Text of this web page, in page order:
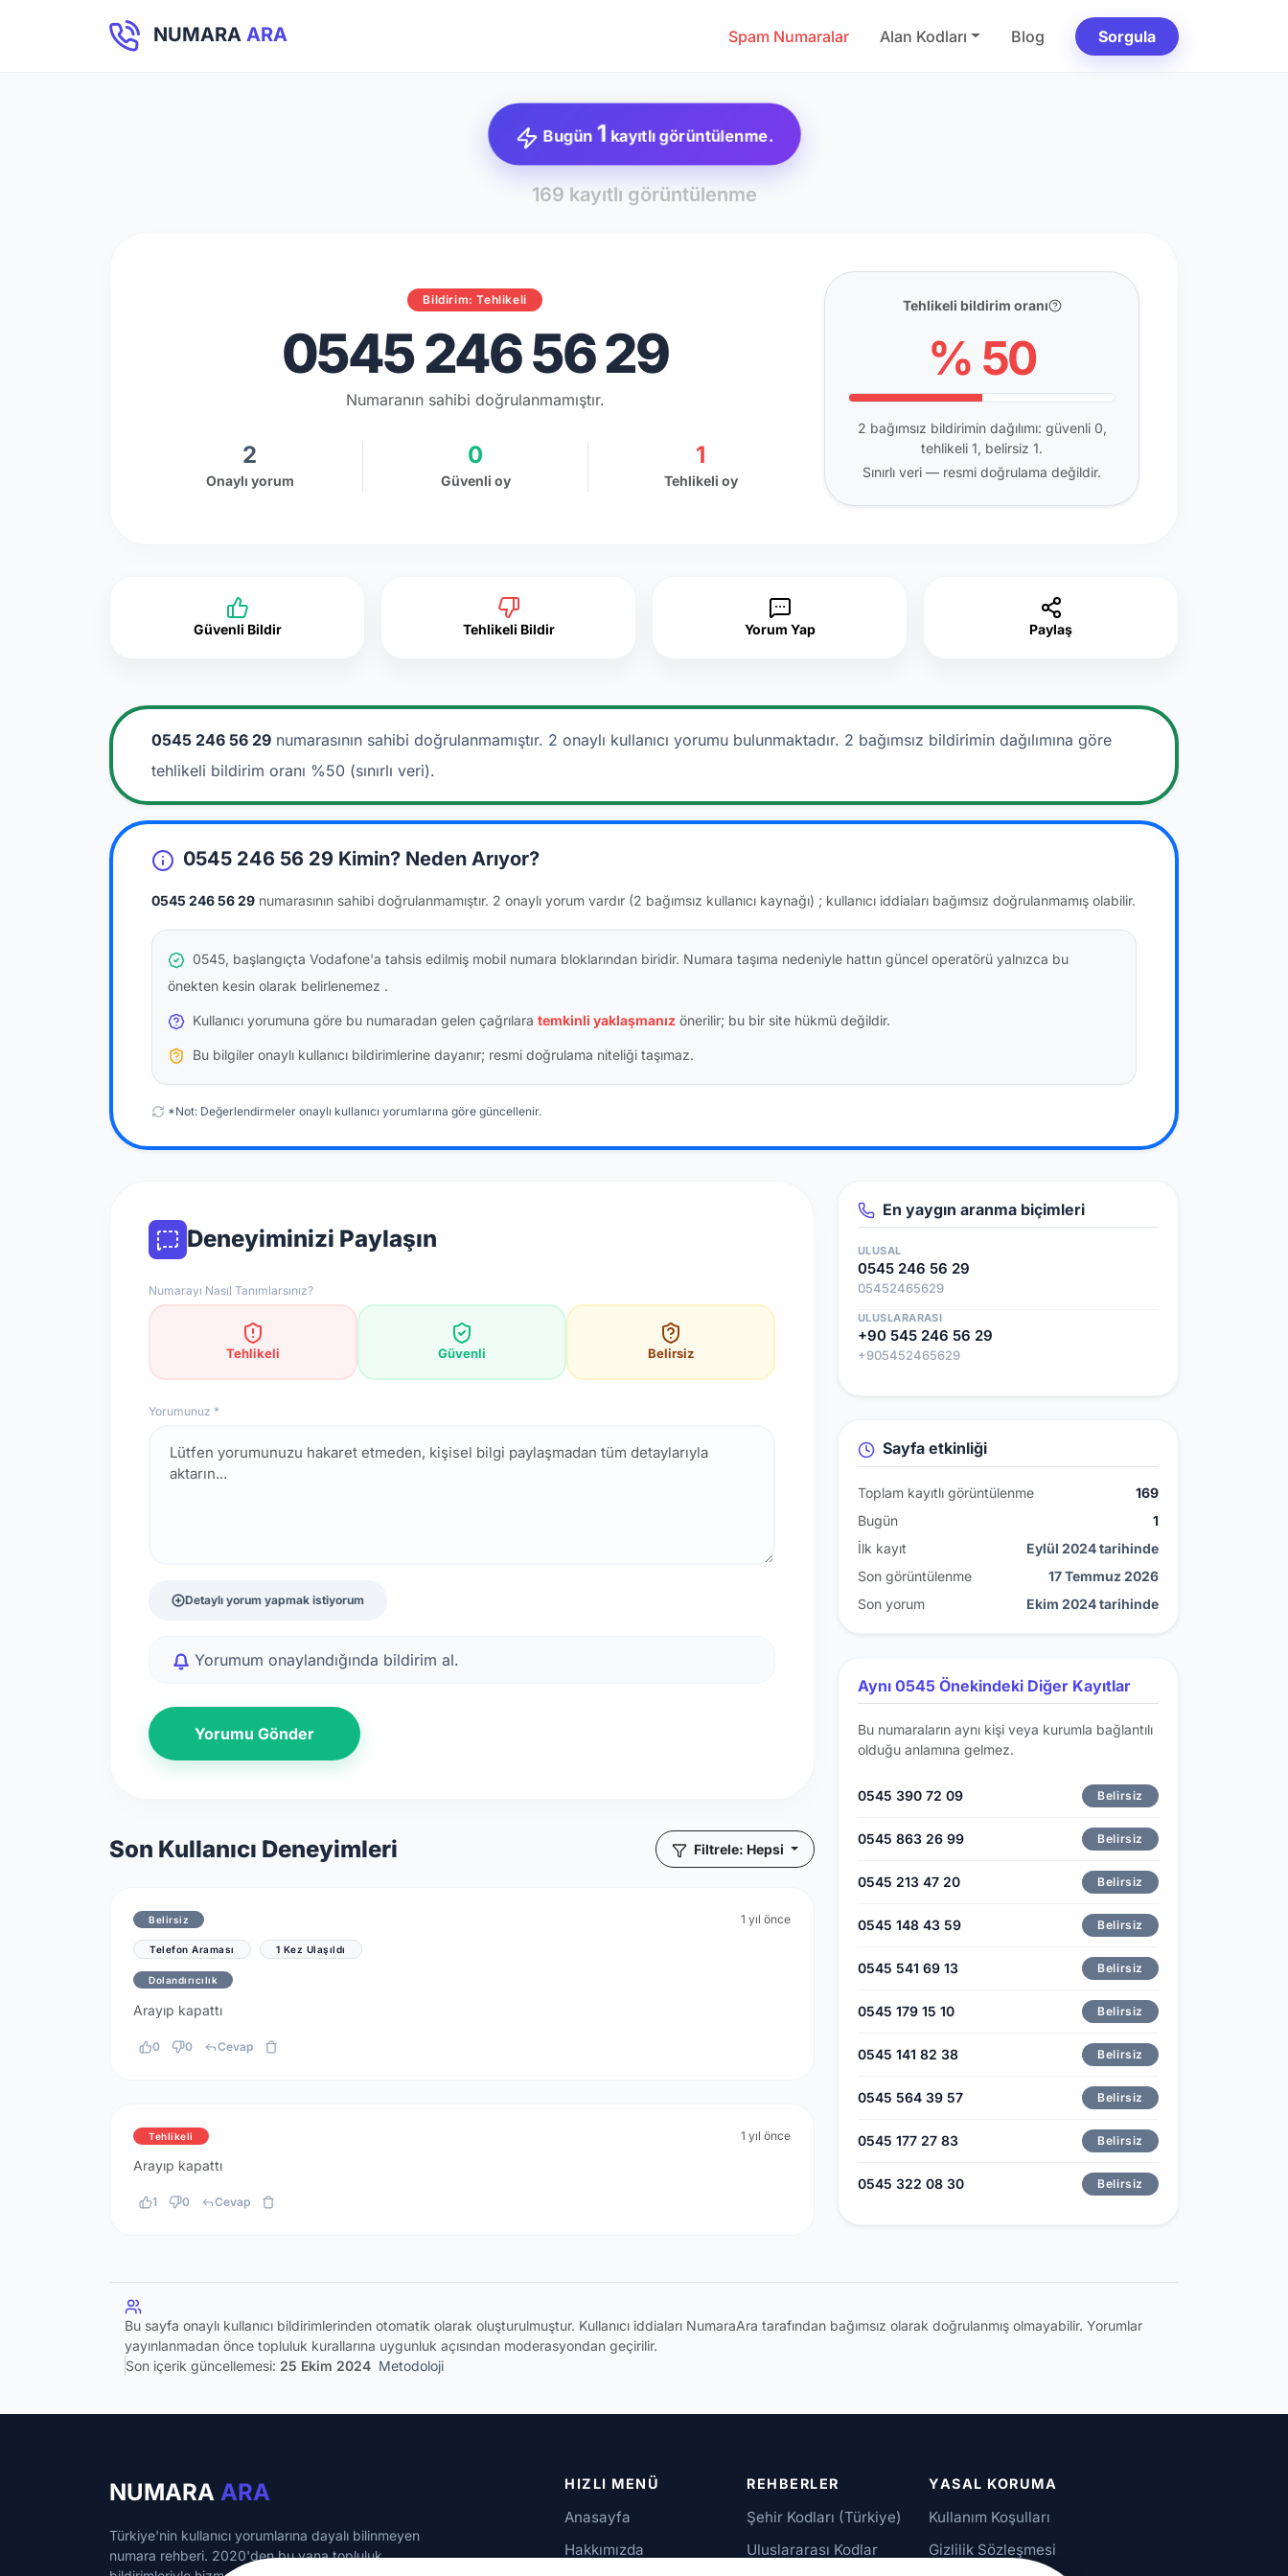
NUMARA ARA Spam Numaralar Alan Kodları Blog Sorgula
Bugün1 kayıtlı görüntülenme.
169 kayıtlı görüntülenme
Bildirim: Tehlikeli
0545 246 56 29
Numaranın sahibi doğrulanmamıştır.
2
Onaylı yorum
0
Güvenli oy
1
Tehlikeli oy
Tehlikeli bildirim oranı
% 50
2 bağımsız bildirimin dağılımı: güvenli 0,
tehlikeli 1, belirsiz 1.
Sınırlı veri — resmi doğrulama değildir.
Güvenli Bildir Tehlikeli Bildir Yorum Yap Paylaş
0545 246 56 29 numarasının sahibi doğrulanmamıştır. 2 onaylı kullanıcı yorumu bulunmaktadır. 2 bağımsız bildirimin dağılımına göre
tehlikeli bildirim oranı %50 (sınırlı veri).
0545 246 56 29 Kimin? Neden Arıyor?
0545 246 56 29 numarasının sahibi doğrulanmamıştır. 2 onaylı yorum vardır (2 bağımsız kullanıcı kaynağı) ; kullanıcı iddiaları bağımsız doğrulanmamış olabilir.
0545, başlangıçta Vodafone'a tahsis edilmiş mobil numara bloklarından biridir. Numara taşıma nedeniyle hattın güncel operatörü yalnızca bu
önekten kesin olarak belirlenemez .
Kullanıcı yorumuna göre bu numaradan gelen çağrılara temkinli yaklaşmanız önerilir; bu bir site hükmü değildir.
Bu bilgiler onaylı kullanıcı bildirimlerine dayanır; resmi doğrulama niteliği taşımaz.
*Not: Değerlendirmeler onaylı kullanıcı yorumlarına göre güncellenir.
Deneyiminizi Paylaşın
Numarayı Nasıl Tanımlarsınız?
Tehlikeli Güvenli Belirsiz
Yorumunuz *
Detaylı yorum yapmak istiyorum
Yorumum onaylandığında bildirim al.
Yorumu Gönder
Son Kullanıcı Deneyimleri Filtrele: Hepsi
Belirsiz 1 yıl önce
Telefon Araması 1 Kez Ulaşıldı
Dolandırıcılık
Arayıp kapattı
0 0 Cevap
Tehlikeli 1 yıl önce
Arayıp kapattı
1 0 Cevap
En yaygın aranma biçimleri
ULUSAL
0545 246 56 29
05452465629
ULUSLARARASI
+90 545 246 56 29
+905452465629
Sayfa etkinliği
Toplam kayıtlı görüntülenme
169
Bugün
1
İlk kayıt
Eylül 2024 tarihinde
Son görüntülenme
17 Temmuz 2026
Son yorum
Ekim 2024 tarihinde
Aynı 0545 Önekindeki Diğer Kayıtlar
Bu numaraların aynı kişi veya kurumla bağlantılı
olduğu anlamına gelmez.
0545 390 72 09 Belirsiz
0545 863 26 99 Belirsiz
0545 213 47 20 Belirsiz
0545 148 43 59 Belirsiz
0545 541 69 13 Belirsiz
0545 179 15 10 Belirsiz
0545 141 82 38 Belirsiz
0545 564 39 57 Belirsiz
0545 177 27 83 Belirsiz
0545 322 08 30 Belirsiz
Bu sayfa onaylı kullanıcı bildirimlerinden otomatik olarak oluşturulmuştur. Kullanıcı iddiaları NumaraAra tarafından bağımsız olarak doğrulanmış olmayabilir. Yorumlar
yayınlanmadan önce topluluk kurallarına uygunluk açısından moderasyondan geçirilir.
Son içerik güncellemesi: 25 Ekim 2024 Metodoloji
NUMARA ARA
Türkiye'nin kullanıcı yorumlarına dayalı bilinmeyen
numara rehberi. 2020'den bu yana topluluk
HIZLI MENÜ
Anasayfa
Hakkımızda
REHBERLER
Şehir Kodları (Türkiye)
Uluslararası Kodlar
YASAL KORUMA
Kullanım Koşulları
Gizlilik Sözleşmesi